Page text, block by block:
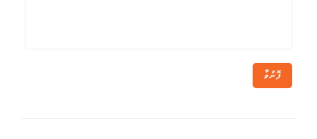
ފޮނުވާ